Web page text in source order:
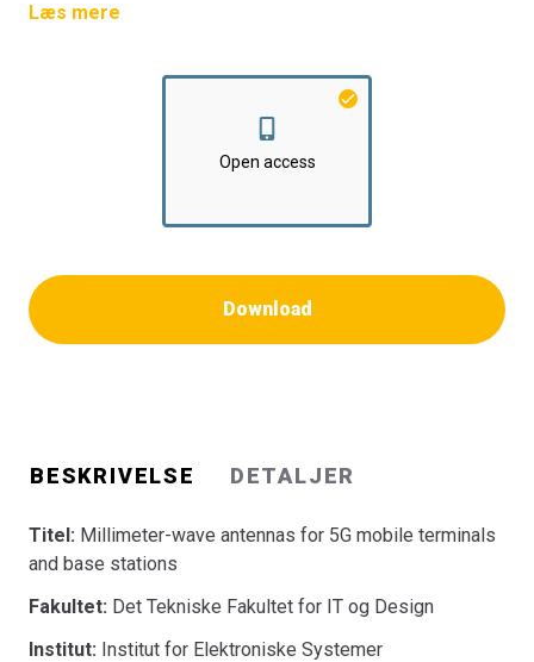
Fakultet:Det Tekniske Fakultet for IT og Design
Læs mere
Open access
Download
BESKRIVELSE DETALJER
Titel: Millimeter-wave antennas for 5G mobile terminals
and base stations
Fakultet: Det Tekniske Fakultet for IT og Design
Institut: Institut for Elektroniske Systemer